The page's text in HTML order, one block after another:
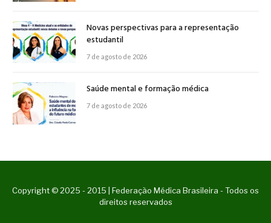
Novas perspectivas para a representação
estudantil
7 de agosto de 2026
Saúde mental e formação médica
7 de agosto de 2026
Copyright © 2025 - 2015 | Federação Médica Brasileira - Todos os
direitos reservados